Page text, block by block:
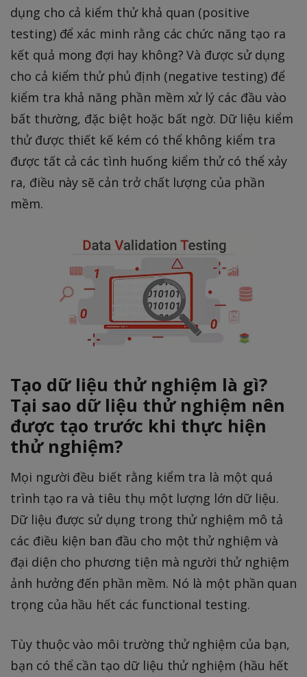
dụng cho cả kiểm thử khả quan (positive
testing) để xác minh rằng các chức năng tạo ra
kết quả mong đợi hay không? Và được sử dụng
cho cả kiểm thử phủ định (negative testing) để
kiểm tra khả năng phần mềm xử lý các đầu vào
bất thường, đặc biệt hoặc bất ngờ. Dữ liệu kiểm
thử được thiết kế kém có thể không kiểm tra
được tất cả các tình huống kiểm thử có thể xảy
ra, điều này sẽ cản trở chất lượng của phần
mềm.
Tạo dữ liệu thử nghiệm là gì?
Tại sao dữ liệu thử nghiệm nên
được tạo trước khi thực hiện
thử nghiệm?
Mọi người đều biết rằng kiểm tra là một quá
trình tạo ra và tiêu thụ một lượng lớn dữ liệu.
Dữ liệu được sử dụng trong thử nghiệm mô tả
các điều kiện ban đầu cho một thử nghiệm và
đại diện cho phương tiện mà người thử nghiệm
ảnh hưởng đến phần mềm. Nó là một phần quan
trọng của hầu hết các functional testing.
Tùy thuộc vào môi trường thử nghiệm của bạn,
bạn có thể cần tạo dữ liệu thử nghiệm (hầu hết